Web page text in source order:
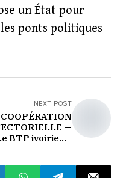
un État pour
ponts politiques
NEXT POST
COOPÉRATION
—
BTP ivoirien à